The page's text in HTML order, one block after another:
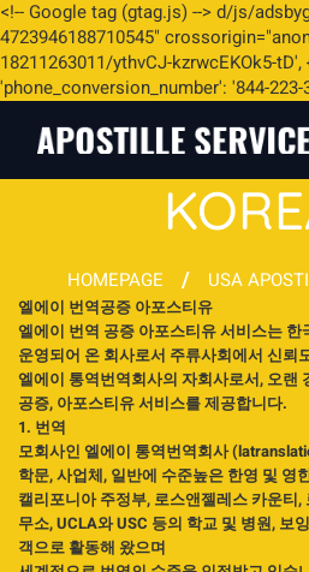
<!-- Google tag (gtag.js) -->d/js/
4723946188710545"
18211263011/ythvCJ-kzrwcEKOk5-tD',
'phone_conversion_number': '844-223-
HOMEPAGE / USA
엘에이 번역공증 아포스티유
엘에이 번역 공증 아포스티유 서비스는
운영되어 온 회사로서 주류사회에서 신뢰
엘에이 통역번역회사의 자회사로서, 오랜
공증, 아포스티유 서비스를 제공합니다.
1. 번역
모회사인 엘에이 통역번역회사
학문, 사업체, 일반에 수준높은 한영 및 영
캘리포니아 주정부, 로스앤젤레스 카운티
무소, UCLA와 USC 등의 학교 및 병원, 보
객으로 활동해 왔으며